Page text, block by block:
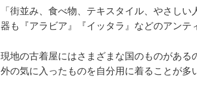
「街並み、食べ物、テキスタイル、やさし
器も『アラビア』『イッタラ』などのアンテ
現地の古着屋にはさまざまな国のものがあ
外の気に入ったものを自分用に着ることが多